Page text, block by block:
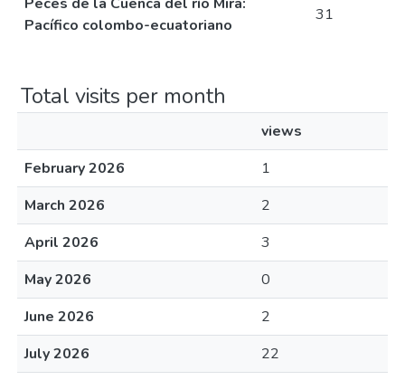
Pacífico colombo-ecuatoriano
31
Total visits per month
views
February 2026
1
March 2026
2
April 2026
3
May 2026
0
June 2026
2
July 2026
22